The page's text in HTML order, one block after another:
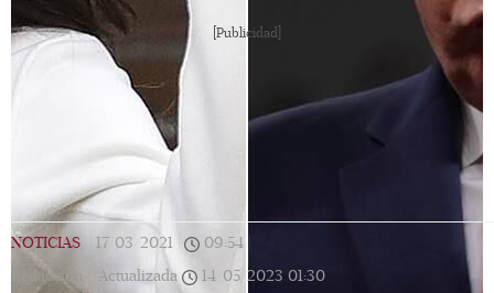
[Publicidad]
NOTICIAS 17/03/2021 09:54
Redacción |
Actualizada 14/05/2023 01:30